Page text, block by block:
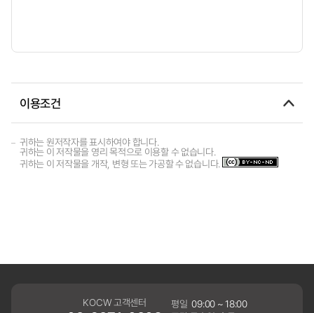
이용조건
귀하는 원저작자를 표시하여야 합니다.
귀하는 이 저작물을 영리 목적으로 이용할 수 없습니다.
귀하는 이 저작물을 개작, 변형 또는 가공할 수 없습니다.
KOCW 고객센터 평일 09:00 ~ 18:00